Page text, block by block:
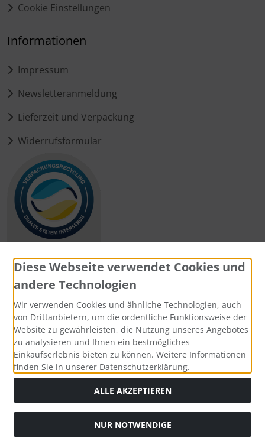
Cookie Einstellungen
Informationen
Impressum
Newsletteranmeldung
Lieferzeit und Verpackung
Widerrufsformular
Zahlungsmethoden
Social Media
Widerrufsformular
Diese Webseite verwendet Cookies und
andere Technologien
Wir verwenden Cookies und ähnliche Technologien, auch
von Drittanbietern, um die ordentliche Funktionsweise der
Website zu gewährleisten, die Nutzung unseres Angebotes
zu analysieren und Ihnen ein bestmögliches
Einkaufserlebnis bieten zu können. Weitere Informationen
finden Sie in unserer Datenschutzerklärung.
ALLE AKZEPTIEREN
NUR NOTWENDIGE